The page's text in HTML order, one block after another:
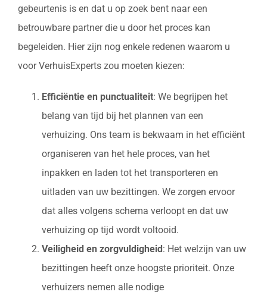
gebeurtenis is en dat u op zoek bent naar een
betrouwbare partner die u door het proces kan
begeleiden. Hier zijn nog enkele redenen waarom u
voor VerhuisExperts zou moeten kiezen:
Efficiëntie en punctualiteit: We begrijpen het
belang van tijd bij het plannen van een
verhuizing. Ons team is bekwaam in het efficiënt
organiseren van het hele proces, van het
inpakken en laden tot het transporteren en
uitladen van uw bezittingen. We zorgen ervoor
dat alles volgens schema verloopt en dat uw
verhuizing op tijd wordt voltooid.
Veiligheid en zorgvuldigheid : Het welzijn van uw
bezittingen heeft onze hoogste prioriteit. Onze
verhuizers nemen alle nodige